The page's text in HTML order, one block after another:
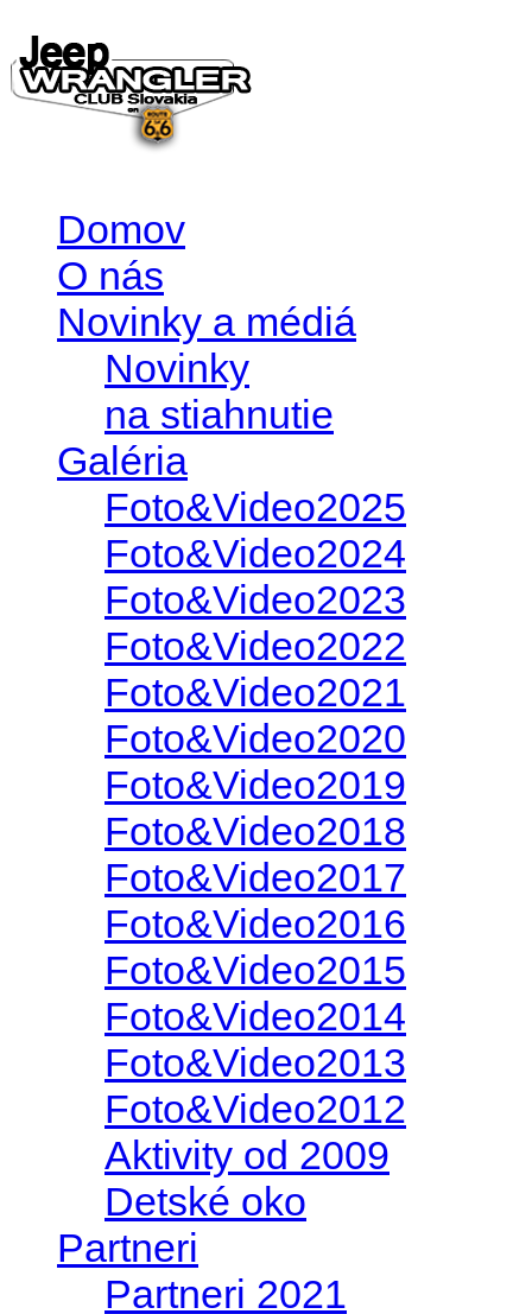
Domov
O nás
Novinky a médiá
Novinky
na stiahnutie
Galéria
Foto&Video2025
Foto&Video2024
Foto&Video2023
Foto&Video2022
Foto&Video2021
Foto&Video2020
Foto&Video2019
Foto&Video2018
Foto&Video2017
Foto&Video2016
Foto&Video2015
Foto&Video2014
Foto&Video2013
Foto&Video2012
Aktivity od 2009
Detské oko
Partneri
Partneri 2021